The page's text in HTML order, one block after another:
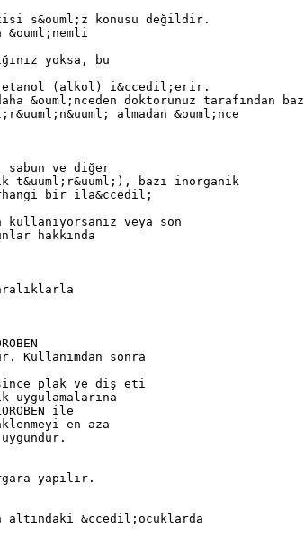
s&ouml;z konusu değildir.
&ouml;nemli
yoksa, bu
etanol (alkol) i&ccedil;erir.
doktorunuz tarafından
almadan &ouml;nce
sabun ve diğer
bazı inorganik
bir ila&ccedil;
veya son
hakkında
Kullanımdan sonra
plak ve diş eti
uygulamalarına
ile
en aza
yapılır.
altındaki &ccedil;ocuklarda